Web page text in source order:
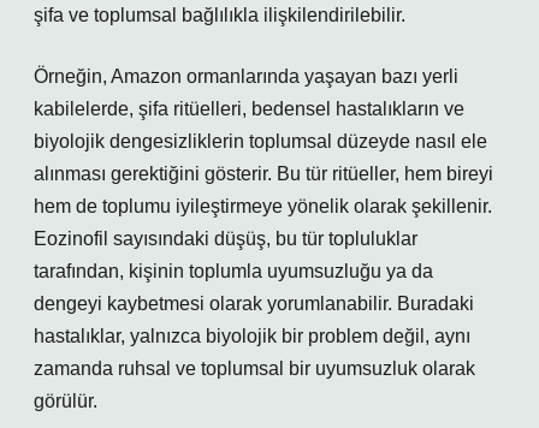
şifa ve toplumsal bağlılıkla ilişkilendirilebilir.
Örneğin, Amazon ormanlarında yaşayan bazı yerli
kabilelerde, şifa ritüelleri, bedensel hastalıkların ve
biyolojik dengesizliklerin toplumsal düzeyde nasıl ele
alınması gerektiğini gösterir. Bu tür ritüeller, hem bireyi
hem de toplumu iyileştirmeye yönelik olarak şekillenir.
Eozinofil sayısındaki düşüş, bu tür topluluklar
tarafından, kişinin toplumla uyumsuzluğu ya da
dengeyi kaybetmesi olarak yorumlanabilir. Buradaki
hastalıklar, yalnızca biyolojik bir problem değil, aynı
zamanda ruhsal ve toplumsal bir uyumsuzluk olarak
görülür.